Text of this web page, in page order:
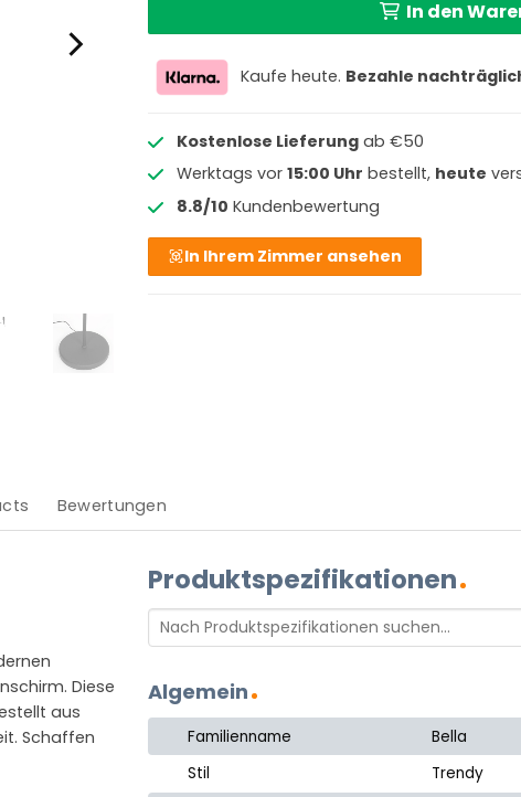
In den
Kaufe heute. Bezahle
Kostenlose Lieferungab €50
Werktags vor 15:00 Uhr bestellt, heute
8.8/10 Kundenbewertung
In Ihrem Zimmer ansehen
Bewertungen
Diese
aus
Schaffen
Produktspezifikationen
Algemein
Familienname
Bella
Stil
Trendy